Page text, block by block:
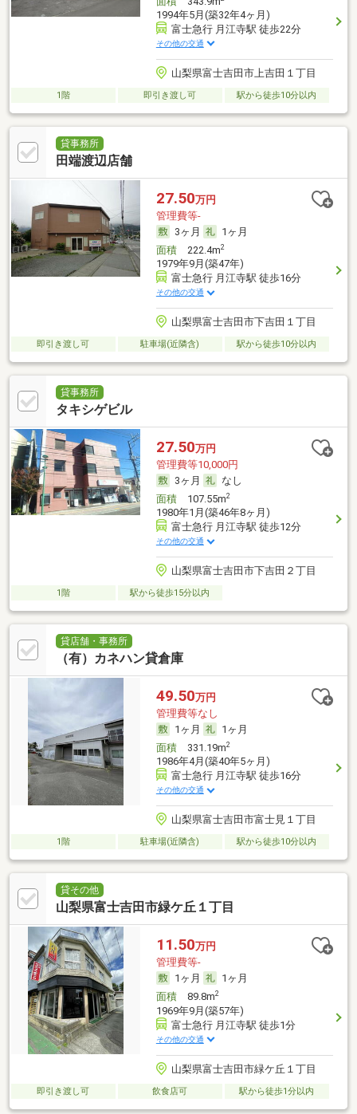
1994年5月(築32年4ヶ月)
富士急行 月江寺駅 徒歩22分
その他の交通
山梨県富士吉田市上吉田１丁目
1階 即引き渡し可 駅から徒歩10分以内
貸事務所
田端渡辺店舗
27.50万円
管理費等-
3ヶ月
1ヶ月
面積222.4m2
1979年9月(築47年)
富士急行 月江寺駅 徒歩16分
その他の交通
山梨県富士吉田市下吉田１丁目
即引き渡し可 駐車場(近隣含) 駅から徒歩10分以内
貸事務所
タキシゲビル
27.50万円
管理費等10,000円
3ヶ月
なし
面積107.55m2
1980年1月(築46年8ヶ月)
富士急行 月江寺駅 徒歩12分
その他の交通
山梨県富士吉田市下吉田２丁目
1階 駅から徒歩15分以内
貸店舗・事務所
（有）カネハン貸倉庫
49.50万円
管理費等なし
1ヶ月
1ヶ月
面積331.19m2
1986年4月(築40年5ヶ月)
富士急行 月江寺駅 徒歩16分
その他の交通
山梨県富士吉田市富士見１丁目
1階 駐車場(近隣含) 駅から徒歩10分以内
貸その他
山梨県富士吉田市緑ケ丘１丁目
11.50万円
管理費等-
1ヶ月
1ヶ月
面積89.8m2
1969年9月(築57年)
富士急行 月江寺駅 徒歩1分
その他の交通
山梨県富士吉田市緑ケ丘１丁目
即引き渡し可 飲食店可 駅から徒歩1分以内